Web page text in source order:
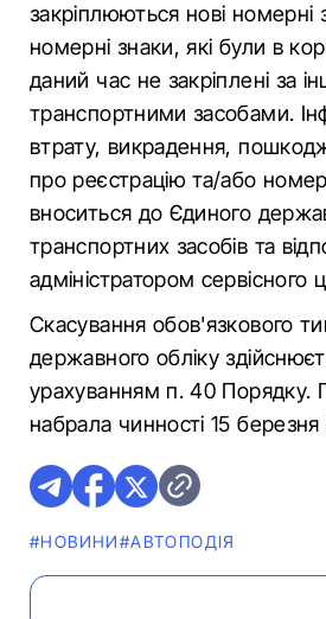
закріплюються нові номерні
номерні знаки, які були в
даний час не закріплені за
транспортними засобами.
втрату, викрадення,
про реєстрацію та/або
вноситься до Єдиного
транспортних засобів та
адміністратором
Скасування обов'язкового
державного обліку
урахуванням п. 40 Порядку.
набрала чинності 15
#НОВИНИ#АВТОПОДІЯ